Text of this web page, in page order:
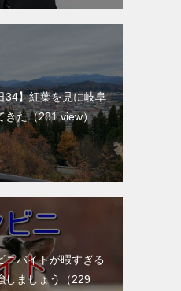
34】紅葉を見に岐阜
きた（281 view）
ニバイトが暇すぎる
しましょう
（229